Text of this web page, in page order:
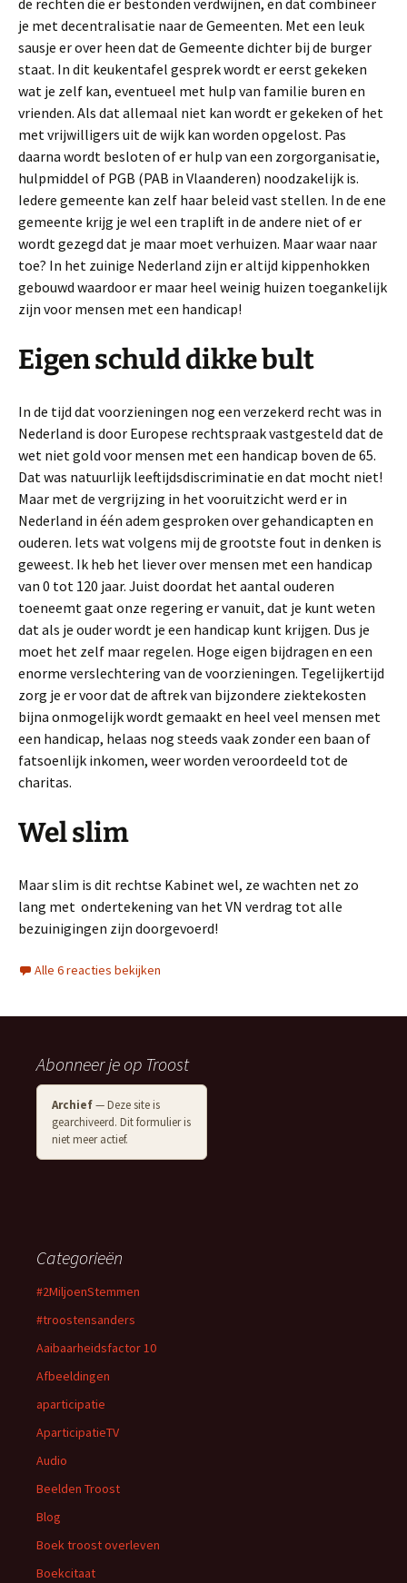
de rechten die er bestonden verdwijnen, en dat combineer
je met decentralisatie naar de Gemeenten. Met een leuk
sausje er over heen dat de Gemeente dichter bij de burger
staat. In dit keukentafel gesprek wordt er eerst gekeken
wat je zelf kan, eventueel met hulp van familie buren en
vrienden. Als dat allemaal niet kan wordt er gekeken of het
met vrijwilligers uit de wijk kan worden opgelost. Pas
daarna wordt besloten of er hulp van een zorgorganisatie,
hulpmiddel of PGB (PAB in Vlaanderen) noodzakelijk is.
Iedere gemeente kan zelf haar beleid vast stellen. In de ene
gemeente krijg je wel een traplift in de andere niet of er
wordt gezegd dat je maar moet verhuizen. Maar waar naar
toe? In het zuinige Nederland zijn er altijd kippenhokken
gebouwd waardoor er maar heel weinig huizen toegankelijk
zijn voor mensen met een handicap!
Eigen schuld dikke bult
In de tijd dat voorzieningen nog een verzekerd recht was in
Nederland is door Europese rechtspraak vastgesteld dat de
wet niet gold voor mensen met een handicap boven de 65.
Dat was natuurlijk leeftijdsdiscriminatie en dat mocht niet!
Maar met de vergrijzing in het vooruitzicht werd er in
Nederland in één adem gesproken over gehandicapten en
ouderen. Iets wat volgens mij de grootste fout in denken is
geweest. Ik heb het liever over mensen met een handicap
van 0 tot 120 jaar. Juist doordat het aantal ouderen
toeneemt gaat onze regering er vanuit, dat je kunt weten
dat als je ouder wordt je een handicap kunt krijgen. Dus je
moet het zelf maar regelen. Hoge eigen bijdragen en een
enorme verslechtering van de voorzieningen. Tegelijkertijd
zorg je er voor dat de aftrek van bijzondere ziektekosten
bijna onmogelijk wordt gemaakt en heel veel mensen met
een handicap, helaas nog steeds vaak zonder een baan of
fatsoenlijk inkomen, weer worden veroordeeld tot de
charitas.
Wel slim
Maar slim is dit rechtse Kabinet wel, ze wachten net zo
lang met ondertekening van het VN verdrag tot alle
bezuinigingen zijn doorgevoerd!
Alle 6 reacties bekijken
Abonneer je op Troost
Archief— Deze site is
gearchiveerd. Dit formulier is
niet meer actief.
Categorieën
#2MiljoenStemmen
#troostensanders
Aaibaarheidsfactor 10
Afbeeldingen
aparticipatie
AparticipatieTV
Audio
Beelden Troost
Blog
Boek troost overleven
Boekcitaat